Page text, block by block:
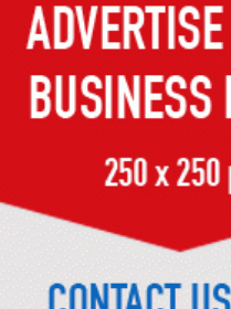
স্মৃতিতে
ভিসাসেবা
সতর্কতা জারি
দুর্নীতিমুক্ত
মূল লক্ষ্য :